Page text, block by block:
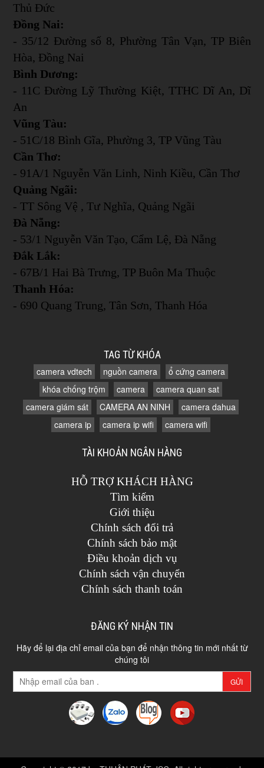
Thủ Đức
Đồng Nai:
- 35/12 Đường số 8, Phường Tân Vạn, TP Biên
Hòa, Đồng Nai
Bình Dương:
- 11C Đường Lỹ Thường Kiệt, TTHC Dĩ An, Dĩ
An
Vũng Tàu:
- 51C/18 Bình Gĩa, Phường 3, TP Vũng Tàu
Cần Thơ:
- 91A/1 Nguyễn Văn Linh, Ninh Kiều, Cần Thơ
Quảng Ngãi:
- TT Sông Vệ , Tư Nghĩa, Quảng Ngãi
Đà Nẵng:
- 53/1 Nguyễn Văn Tạo, Cẩm Lệ, Đà Nẵng
Đắk Lắk:
- 67B/1 Hai Bà Trưng, TP Buôn Ma Thuộc
Thanh Hóa:
- 690 Quang Trung, Tân Sơn, Thanh Hóa
TAG TỪ KHÓA
camera vdtech nguồn camera
ổ cứng camera
khóa chống trộm
camera
camera quan sat
camera giám sát
CAMERA AN NINH
camera dahua
camera ip
camera ip wifi camera wifi
TÀI KHOẢN NGÂN HÀNG
HỖ TRỢ KHÁCH HÀNG
Tìm kiếm
Giới thiệu
Chính sách đổi trả
Chính sách bảo mật
Điều khoản dịch vụ
Chính sách vận chuyển
Chính sách thanh toán
ĐĂNG KÝ NHẬN TIN
Hãy để lại địa chỉ email của bạn để nhận thông tin mới nhất từ
chúng tôi
GỬI